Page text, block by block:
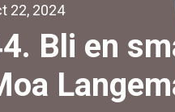
22, 2024
Bli en